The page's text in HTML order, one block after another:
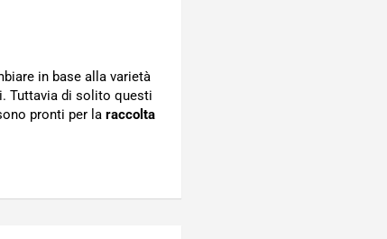
in base alla varietà
Tuttavia di solito questi
pronti per la raccolta